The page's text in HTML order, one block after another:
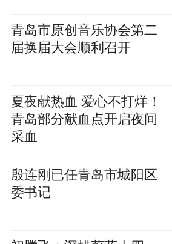
青岛市原创音乐协会第二
届换届大会顺利召开
夏夜献热血 爱心不打烊！
青岛部分献血点开启夜间
采血
殷连刚已任青岛市城阳区
委书记